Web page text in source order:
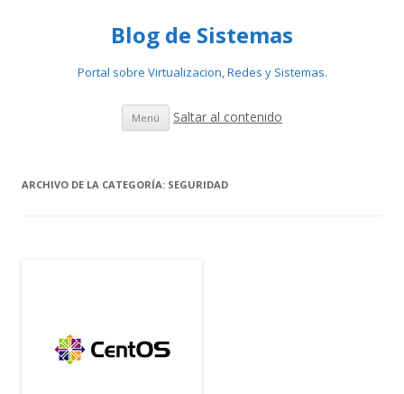
Blog de Sistemas
Portal sobre Virtualizacion, Redes y Sistemas.
Menú Saltar al contenido
ARCHIVO DE LA CATEGORÍA: SEGURIDAD